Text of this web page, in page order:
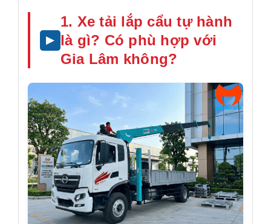
1. Xe tải lắp cẩu tự hành
là gì? Có phù hợp với
Gia Lâm không?